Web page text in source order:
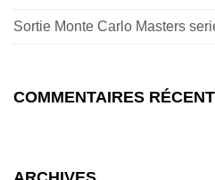
Sortie Monte Carlo Masters
COMMENTAIRES